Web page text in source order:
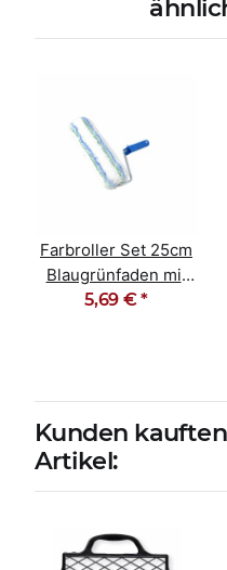
Farbroller Set 25cm
Blaugrünfaden mit
Malerbügel
5,69 €*
Kunden
Artikel: